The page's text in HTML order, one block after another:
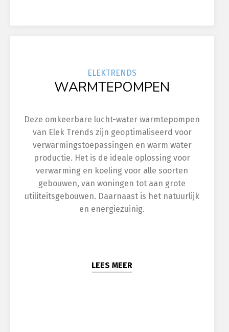
ELEKTRENDS
WARMTEPOMPEN
Deze omkeerbare lucht-water warmtepompen
van Elek Trends zijn geoptimaliseerd voor
verwarmingstoepassingen en warm water
productie. Het is de ideale oplossing voor
verwarming en koeling voor alle soorten
gebouwen, van woningen tot aan grote
utiliteitsgebouwen. Daarnaast is het natuurlijk
en energiezuinig.
LEES MEER